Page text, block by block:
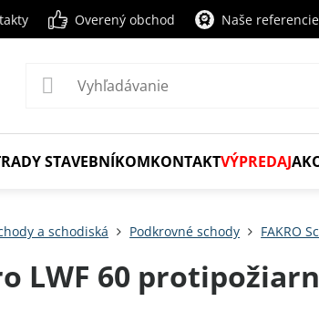
Overený obchod Naše referencie
RADY STAVEBNÍKOMKONTAKTVÝPREDAJ
a schodiská Podkrovné schody FAKRO
LWF 60